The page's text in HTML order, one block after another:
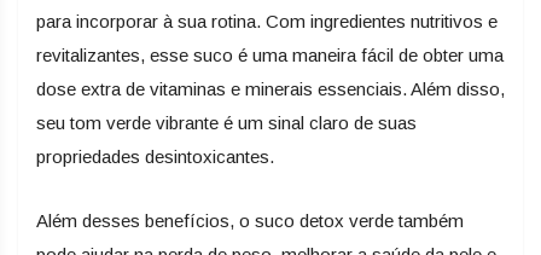
para incorporar à sua rotina. Com ingredientes nutritivos e
revitalizantes, esse suco é uma maneira fácil de obter uma
dose extra de vitaminas e minerais essenciais. Além disso,
seu tom verde vibrante é um sinal claro de suas
propriedades desintoxicantes.
Além desses benefícios, o suco detox verde também